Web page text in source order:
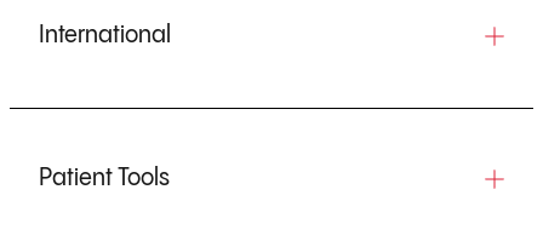
International
Patient Tools